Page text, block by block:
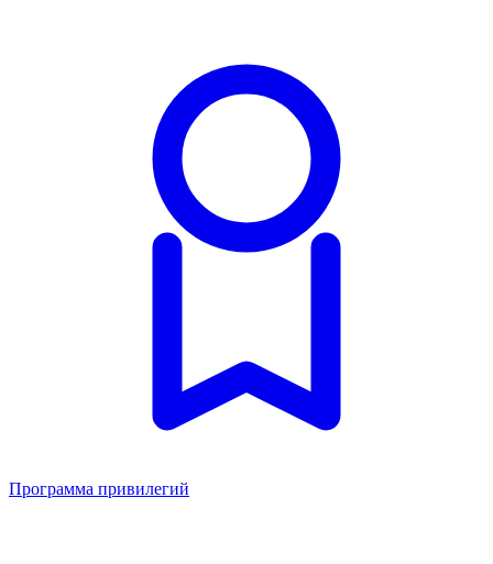
Программа привилегий